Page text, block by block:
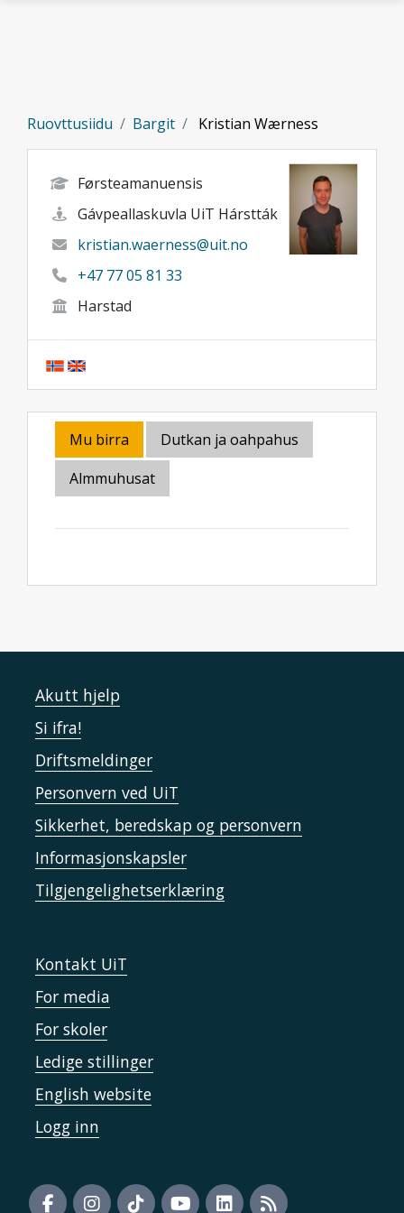
Ruovttusiidu Bargit Kristian Wærness
Førsteamanuensis
Gávpeallaskuvla UiT Hárstták
kristian.waerness@uit.no
+47 77 05 81 33
Harstad
Mu birra
Dutkan ja oahpahus
Almmuhusat
Akutt hjelp
Si ifra!
Driftsmeldinger
Personvern ved UiT
Sikkerhet, beredskap og personvern
Informasjonskapsler
Tilgjengelighetserklæring
Kontakt UiT
For media
For skoler
Ledige stillinger
English website
Logg inn